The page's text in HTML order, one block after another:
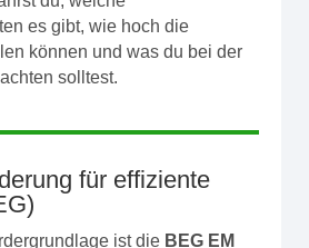
es gibt, wie hoch die
können und was du bei der
solltest.
für effiziente
ist die BEG EM